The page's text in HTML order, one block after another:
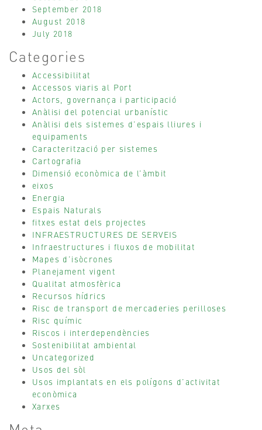
September 2018
August 2018
July 2018
Categories
Accessibilitat
Accessos viaris al Port
Actors, governança i participació
Anàlisi del potencial urbanístic
Anàlisi dels sistemes d’espais lliures i
equipaments
Caracterització per sistemes
Cartografia
Dimensió econòmica de l’àmbit
eixos
Energia
Espais Naturals
fitxes estat dels projectes
INFRAESTRUCTURES DE SERVEIS
Infraestructures i fluxos de mobilitat
Mapes d’isòcrones
Planejament vigent
Qualitat atmosfèrica
Recursos hídrics
Risc de transport de mercaderies perilloses
Risc químic
Riscos i interdependències
Sostenibilitat ambiental
Uncategorized
Usos del sòl
Usos implantats en els polígons d’activitat
econòmica
Xarxes